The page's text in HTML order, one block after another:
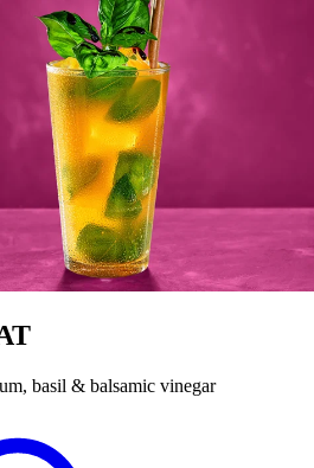
basil & balsamic vinegar